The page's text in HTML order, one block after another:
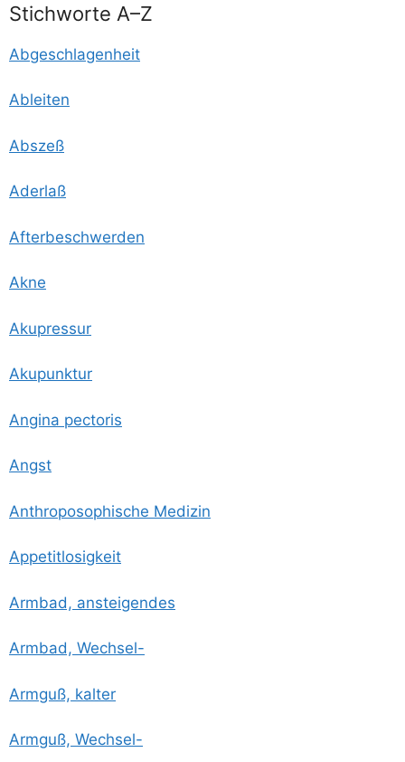
Stichworte A–Z
Abge­schla­gen­heit
Ablei­ten
Abs­zeß
Ader­laß
After­be­schwer­den
Akne
Aku­pres­sur
Aku­punk­tur
Angi­na pectoris
Angst
Anthro­po­so­phi­sche Medizin
Appe­tit­lo­sig­keit
Arm­bad, ansteigendes
Arm­bad, Wechsel-
Arm­guß, kalter
Arm­guß, Wechsel-